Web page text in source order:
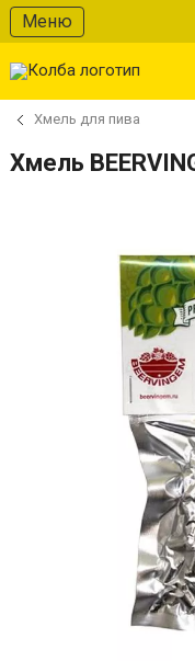
Меню
Хмель для пива
Хмель